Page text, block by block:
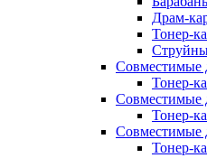
Драм-
Тонер-
Совместимые
Тонер-
Совместимые
Тонер-
Совместимые
Тонер-